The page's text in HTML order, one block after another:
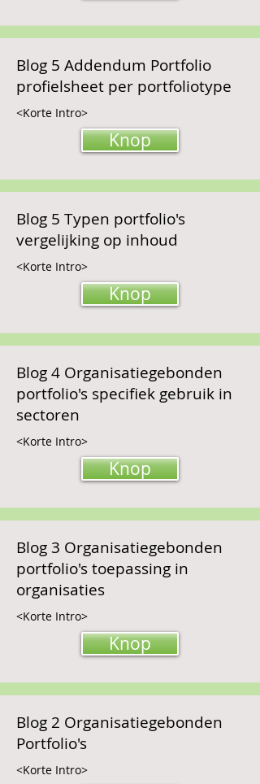
Blog 5 Addendum Portfolio
profielsheet per portfoliotype
<Korte Intro>
Knop
Blog 5 Typen portfolio's
vergelijking op inhoud
<Korte Intro>
Knop
Blog 4 Organisatiegebonden
portfolio's specifiek gebruik in
sectoren
<Korte Intro>
Knop
Blog 3 Organisatiegebonden
portfolio's toepassing in
organisaties
<Korte Intro>
Knop
Blog 2 Organisatiegebonden
Portfolio's
<Korte Intro>